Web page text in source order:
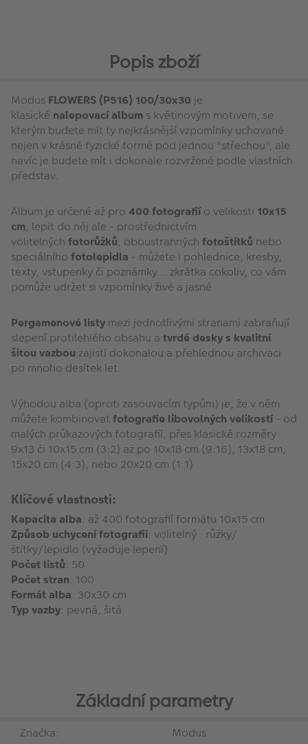
Popis zboží
Modus FLOWERS (P516) 100/30x30 je
klasické nalepovací album s květinovým motivem, se
kterým budete mít ty nejkrásnější vzpomínky uchované
nejen v krásné fyzické formě pod jednou "střechou", ale
navíc je budete mít i dokonale rozvržené podle vlastních
představ.
Album je určené až pro 400 fotografií o velikosti 10x15
cm, lepit do něj ale - prostřednictvím
volitelných fotorůžků, oboustranných fotoštítků nebo
speciálního fotolepidla - můžete i pohlednice, kresby,
texty, vstupenky či poznámky... zkrátka cokoliv, co vám
pomůže udržet si vzpomínky živé a jasné.
Pergamenové listy mezi jednotlivými stranami zabraňují
slepení protilehlého obsahu a tvrdé desky s kvalitní
šitou vazbou zajistí dokonalou a přehlednou archivaci
po mnoho desítek let.
Výhodou alba (oproti zasouvacím typům) je, že v něm
můžete kombinovat fotografie libovolných velikostí - od
malých průkazových fotografií, přes klasické rozměry
9x13 či 10x15 cm (3:2) až po 10x18 cm (9:16), 13x18 cm,
15x20 cm (4:3), nebo 20x20 cm (1:1)
Klíčové vlastnosti:
Kapacita alba: až 400 fotografií formátu 10x15 cm
Způsob uchycení fotografií: volitelný : růžky/
štítky/lepidlo (vyžaduje lepení)
Počet listů: 50
Počet stran: 100
Formát alba: 30x30 cm
Typ vazby: pevná, šitá
Základní parametry
Značka: Modus